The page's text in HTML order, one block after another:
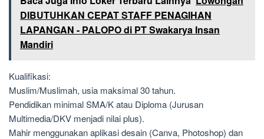
DIBUTUHKAN CEPAT STAFF PENAGIHAN
LAPANGAN - PALOPO di PT Swakarya Insan
Mandiri
Kualifikasi:
Muslim/Muslimah, usia maksimal 30 tahun.
Pendidikan minimal SMA/K atau Diploma (Jurusan
Multimedia/DKV menjadi nilai plus).
Mahir menggunakan aplikasi desain (Canva, Photoshop) dan